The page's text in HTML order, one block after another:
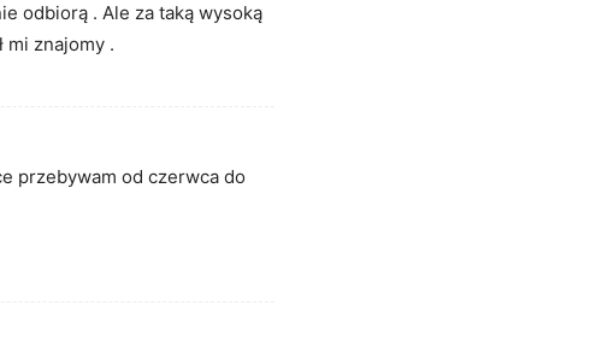
odbiorą . Ale za taką wysoką
mi znajomy .
przebywam od czerwca do